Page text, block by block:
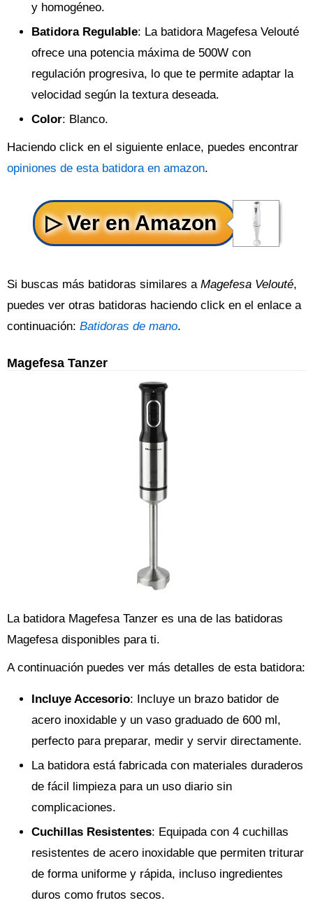
y homogéneo.
Batidora Regulable: La batidora Magefesa Velouté
ofrece una potencia máxima de 500W con
regulación progresiva, lo que te permite adaptar la
velocidad según la textura deseada.
Color: Blanco.
Haciendo click en el siguiente enlace, puedes encontrar
opiniones de esta batidora en amazon.
Si buscas más batidoras similares a Magefesa Velouté,
puedes ver otras batidoras haciendo click en el enlace a
continuación: Batidoras de mano.
Magefesa Tanzer
La batidora Magefesa Tanzer es una de las batidoras
Magefesa disponibles para ti.
A continuación puedes ver más detalles de esta batidora:
Incluye Accesorio: Incluye un brazo batidor de
acero inoxidable y un vaso graduado de 600 ml,
perfecto para preparar, medir y servir directamente.
La batidora está fabricada con materiales duraderos
de fácil limpieza para un uso diario sin
complicaciones.
Cuchillas Resistentes: Equipada con 4 cuchillas
resistentes de acero inoxidable que permiten triturar
de forma uniforme y rápida, incluso ingredientes
duros como frutos secos.